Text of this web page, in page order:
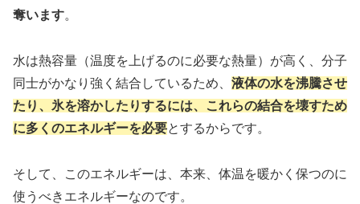
奪います。
水は熱容量（温度を上げるのに必要な熱量）が高く、分子
同士がかなり強く結合しているため、 液体の水を沸騰させ
たり、氷を溶かしたりするには、これらの結合を壊すため
に多くのエネルギーを必要とするからです。
そして、このエネルギーは、本来、体温を暖かく保つのに
使うべきエネルギーなのです。